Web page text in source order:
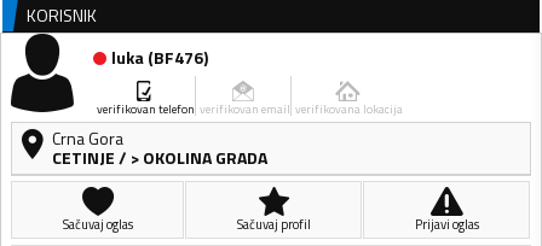
KORISNIK
luka(BF476)
verifikovan telefon verifikovan email verifikovana lokacija
Crna Gora
CETINJE/ > OKOLINA GRADA
Sačuvaj oglas Sačuvaj profil Prijavi oglas